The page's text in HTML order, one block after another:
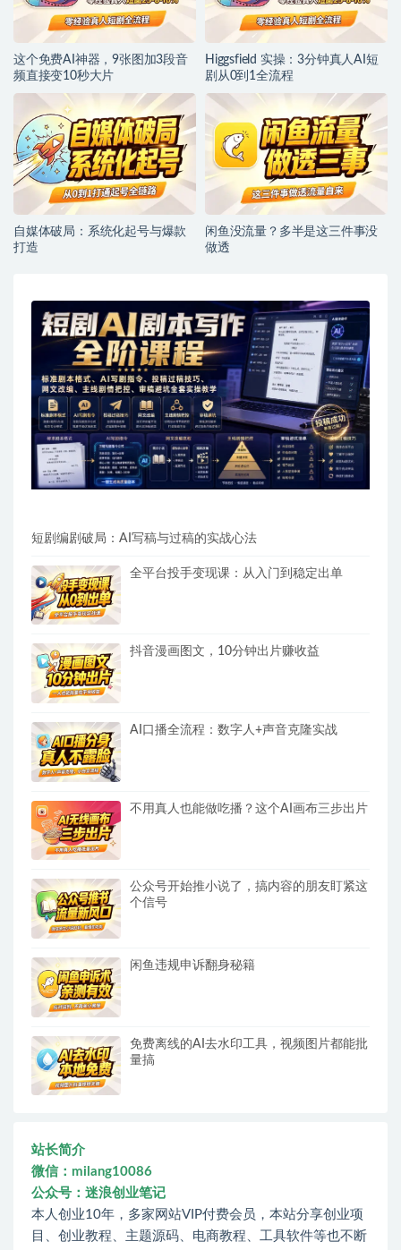
这个免费AI神器，9张图加3段音
频直接变10秒大片
Higgsfield 实操：3分钟真人AI短
剧从0到1全流程
自媒体破局：系统化起号与爆款
打造
闲鱼没流量？多半是这三件事没
做透
短剧编剧破局：AI写稿与过稿的实战心法
全平台投手变现课：从入门到稳定出单
抖音漫画图文，10分钟出片赚收益
AI口播全流程：数字人+声音克隆实战
不用真人也能做吃播？这个AI画布三步出片
公众号开始推小说了，搞内容的朋友盯紧这
个信号
闲鱼违规申诉翻身秘籍
免费离线的AI去水印工具，视频图片都能批
量搞
站长简介
微信：milang10086
公众号：迷浪创业笔记
本人创业10年，多家网站VIP付费会员，本站分享创业项
目、创业教程、主题源码、电商教程、工具软件等也不断